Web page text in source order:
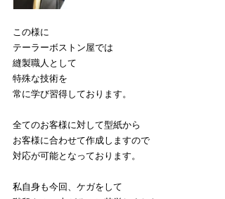
この様に
テーラーボストン屋では
縫製職人として
特殊な技術を
常に学び習得しております。
全てのお客様に対して型紙から
お客様に合わせて作成しますので
対応が可能となっております。
私自身も今回、ケガをして